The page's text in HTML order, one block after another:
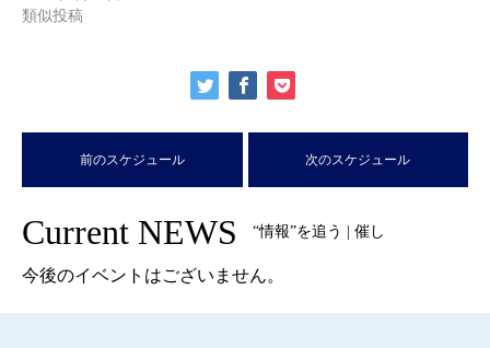
類似投稿
前のスケジュール 次のスケジュール
Current NEWS “情報”を追う | 催し
今後のイベントはございません。